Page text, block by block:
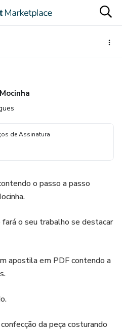
de Assinatura
o passo a passo
fará o seu trabalho se destacar
apostila em PDF contendo a
da peça costurando